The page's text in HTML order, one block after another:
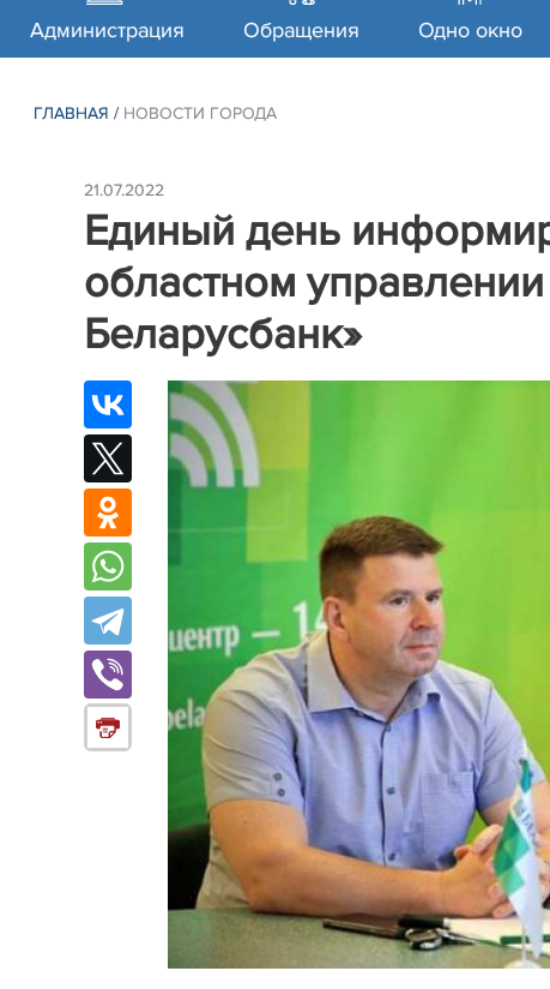
Администрация Обращения Одно окно
ГЛАВНАЯ / НОВОСТИ ГОРОДА
21.07.2022
Единый день
областном
Беларусбанк»